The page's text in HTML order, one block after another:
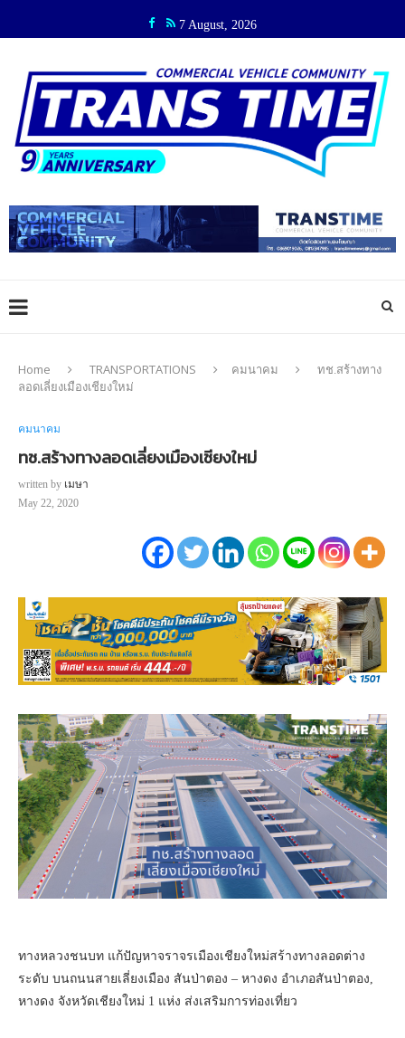
7 August, 2026
Home TRANSPORTATIONS คมนาคม
ทช.สร้างทาง
ลอดเลี่ยงเมืองเชียงใหม่
คมนาคม
ทช.สร้างทางลอดเลี่ยงเมืองเชียงใหม่
written by เมษา
May 22, 2020
ทางหลวงชนบท แก้ปัญหาจราจรเมืองเชียงใหม่สร้างทางลอดต่าง
ระดับ บนถนนสายเลี่ยงเมือง สันป่าตอง – หางดง อำเภอสันป่าตอง,
หางดง จังหวัดเชียงใหม่ 1 แห่ง ส่งเสริมการท่องเที่ยว